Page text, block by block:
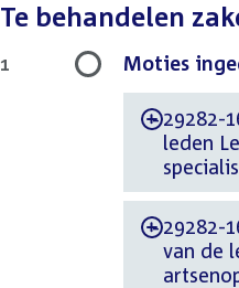
Te behandelen
Moties
-29282-
leden
-29282-
van de
1